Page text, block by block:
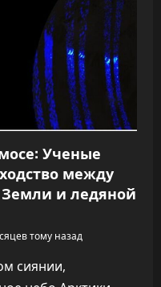
Ученые
между
и ледяной
тому назад
сиянии,